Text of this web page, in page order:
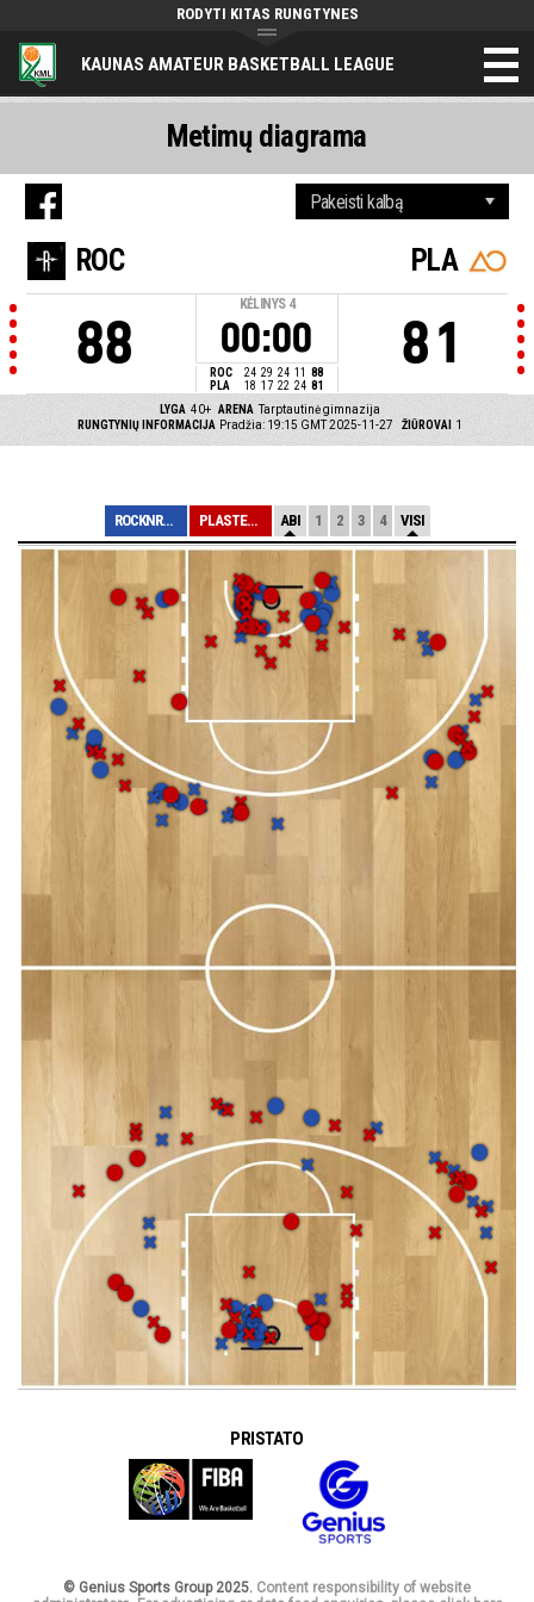
KAUNAS AMATEUR BASKETBALL LEAGUE
RODYTI KITAS RUNGTYNES
ROC
88
KĖLINYS 4
00:00
ROC 24 29 24 11 88
PLA
18 17 22 24 81
PLA
81
LYGA 40+ ARENA Tarptautinė gimnazija
RUNGTYNIŲ INFORMACIJA Pradžia: 19:15 GMT 2025-11-27 ŽIŪROVAI 1
Metimų diagrama
ROCKNROLLA PLASTENA ABI 1 2 3 4 VISI
PRISTATO
© Genius Sports Group 2025. Content responsibility of website